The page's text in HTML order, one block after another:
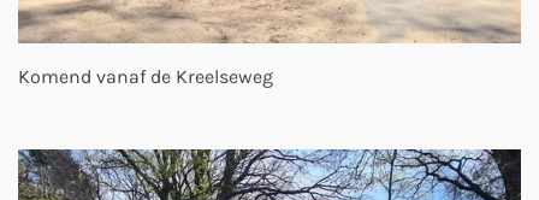
Komend vanaf de Kreelseweg